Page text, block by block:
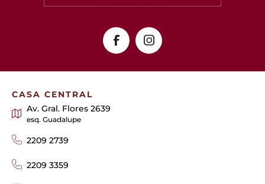
CASA CENTRAL
Av. Gral. Flores 2639
esq. Guadalupe
2209 2739
2209 3359